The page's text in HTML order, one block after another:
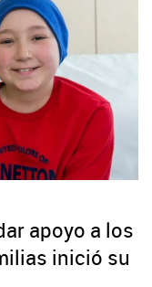
apoyo a los
inició su